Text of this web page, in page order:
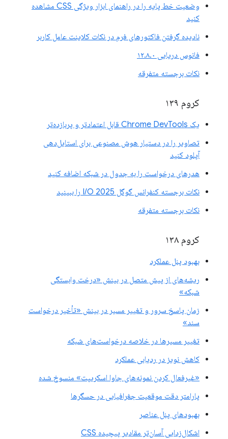
وضعیت خط پایه را در راهنمای ابزار ویژگی CSS مشاهده
کنید
نادیده گرفتن فاکتورهای فرم در نکات کلاینت عامل کاربر
فانوس دریایی ۱۲.۸.۰
نکات برجسته متفرقه
کروم ۱۳۹
یک Chrome DevTools قابل اعتمادتر و پربازده‌تر
تصاویر را در دستیار هوش مصنوعی برای استایل‌دهی
آپلود کنید
هدرهای درخواست را به جدول در شبکه اضافه کنید
نکات برجسته کنفرانس گوگل I/O 2025 را ببینید
نکات برجسته متفرقه
کروم ۱۳۸
بهبود پنل عملکرد
ریشه‌های از پیش متصل در بینش «درخت وابستگی
شبکه»
زمان پاسخ سرور و تغییر مسیر در بینش «تأخیر درخواست
سند»
تغییر مسیرها در خلاصه درخواست‌های شبکه
کاهش نویز در ردیابی عملکرد
«غیرفعال کردن نمونه‌های جاوا اسکریپت» منسوخ شده
پارامتر دقت موقعیت جغرافیایی در حسگرها
بهبودهای پنل عناصر
اشکال‌زدایی آسان‌تر مقادیر پیچیده CSS